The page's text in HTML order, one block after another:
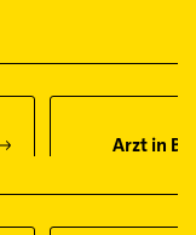
Arzt in